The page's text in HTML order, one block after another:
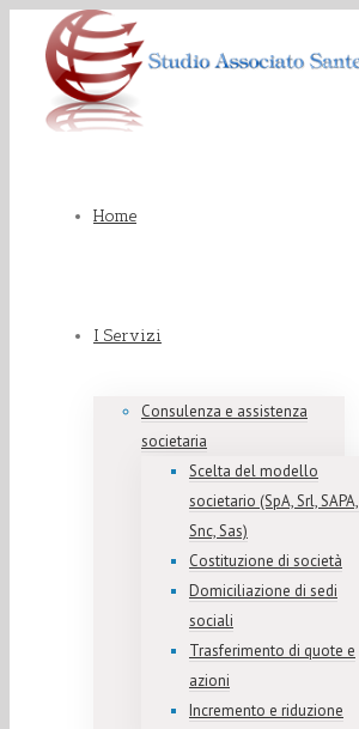
Home
I Servizi
Consulenza e assistenza
societaria
Scelta del modello
societario (SpA, Srl, SAPA,
Snc, Sas)
Costituzione di società
Domiciliazione di sedi
sociali
Trasferimento di quote e
azioni
Incremento e riduzione